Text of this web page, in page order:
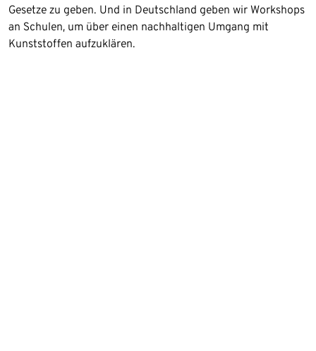
Gesetze zu geben. Und in Deutschland geben wir Workshops
an Schulen, um über einen nachhaltigen Umgang mit
Kunststoffen aufzuklären.